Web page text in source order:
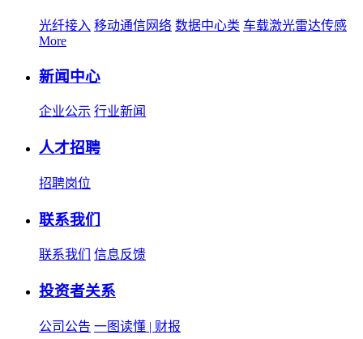
光纤接入 移动通信网络 数据中心类 车载激光雷达传感
More
新闻中心
企业公示 行业新闻
人才招聘
招聘岗位
联系我们
联系我们 信息反馈
投资者关系
公司公告 一图读懂 | 财报